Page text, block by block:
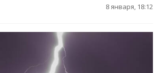
8 января, 18:12